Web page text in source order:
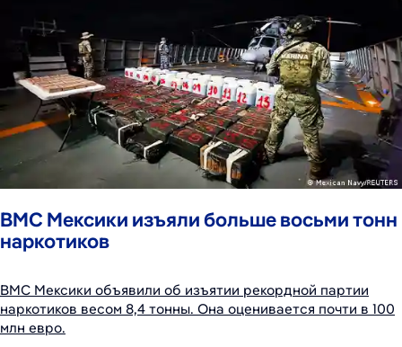
ВМС Мексики изъяли больше восьми тонн
наркотиков
ВМС Мексики объявили об изъятии рекордной партии
наркотиков весом 8,4 тонны. Она оценивается почти в 100
млн евро.